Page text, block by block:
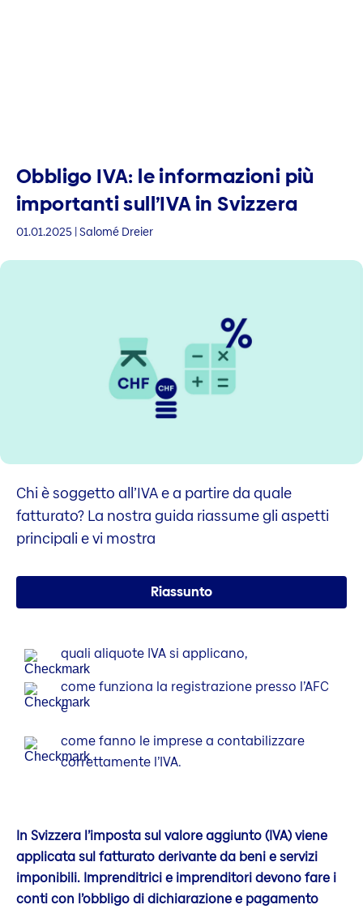
Obbligo IVA: le informazioni più
importanti sull’IVA in Svizzera
01.01.2025 | Salomé Dreier
Chi è soggetto all’IVA e a partire da quale
fatturato? La nostra guida riassume gli aspetti
principali e vi mostra
Riassunto
quali aliquote IVA si applicano,
come funziona la registrazione presso l’AFC
e
come fanno le imprese a contabilizzare
correttamente l’IVA.
In Svizzera l’imposta sul valore aggiunto (IVA) viene
applicata sul fatturato derivante da beni e servizi
imponibili. Imprenditrici e imprenditori devono fare i
conti con l’obbligo di dichiarazione e pagamento